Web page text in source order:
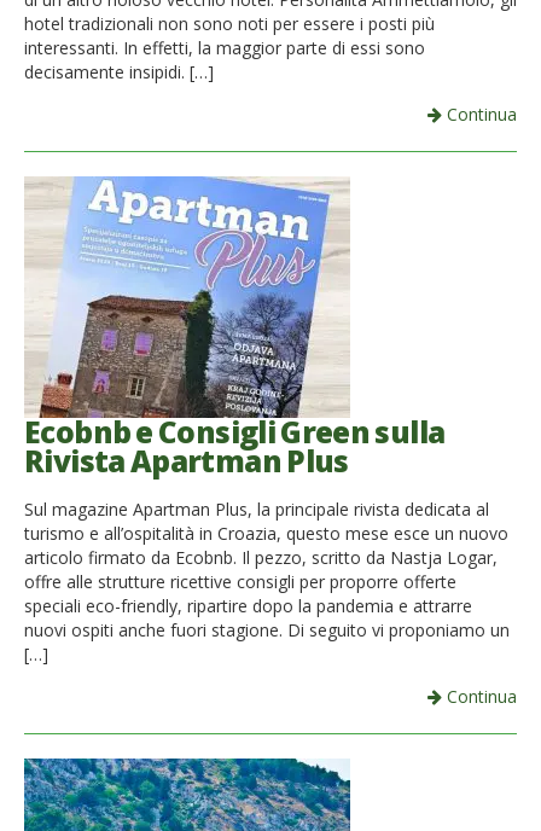
hotel tradizionali non sono noti per essere i posti più
interessanti. In effetti, la maggior parte di essi sono
decisamente insipidi. […]
Continua
Ecobnb e Consigli Green sulla
Rivista Apartman Plus
Sul magazine Apartman Plus, la principale rivista dedicata al
turismo e all’ospitalità in Croazia, questo mese esce un nuovo
articolo firmato da Ecobnb. Il pezzo, scritto da Nastja Logar,
offre alle strutture ricettive consigli per proporre offerte
speciali eco-friendly, ripartire dopo la pandemia e attrarre
nuovi ospiti anche fuori stagione. Di seguito vi proponiamo un
[…]
Continua